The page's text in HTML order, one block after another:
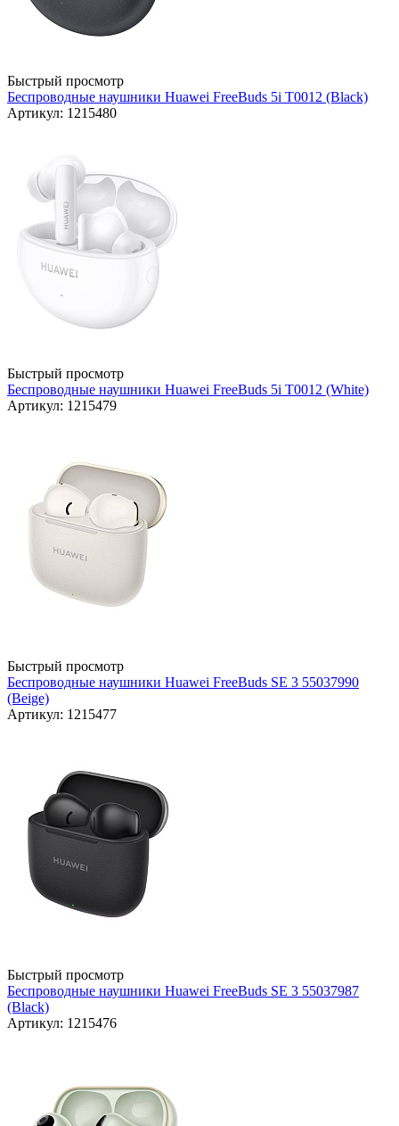
Быстрый просмотр
Беспроводные наушники Huawei FreeBuds 5i T0012 (Black)
Артикул: 1215480
Быстрый просмотр
Беспроводные наушники Huawei FreeBuds 5i T0012 (White)
Артикул: 1215479
Быстрый просмотр
Беспроводные наушники Huawei FreeBuds SE 3 55037990
(Beige)
Артикул: 1215477
Быстрый просмотр
Беспроводные наушники Huawei FreeBuds SE 3 55037987
(Black)
Артикул: 1215476